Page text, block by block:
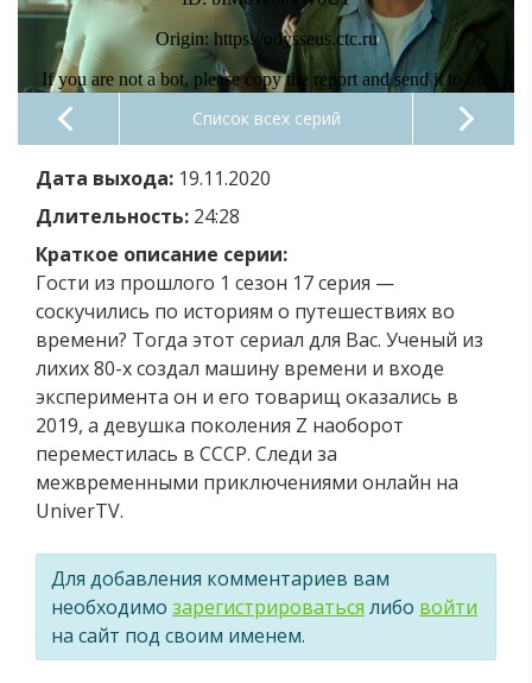
Список всех серий
Дата выхода: 19.11.2020
Длительность: 24:28
Краткое описание серии:
Гости из прошлого 1 сезон 17 серия —
cоскучились по историям о путешествиях во
времени? Тогда этот сериал для Вас. Ученый из
лихих 80-х создал машину времени и входе
эксперимента он и его товарищ оказались в
2019, а девушка поколения Z наоборот
переместилась в СССР. Следи за
межвременными приключениями онлайн на
UniverTV.
Для добавления комментариев вам
необходимо зарегистрироваться либо войти
на сайт под своим именем.